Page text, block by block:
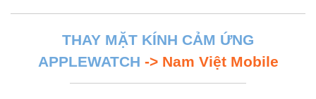
THAY MẶT KÍNH CẢM ỨNG
APPLEWATCH -> Nam Việt Mobile